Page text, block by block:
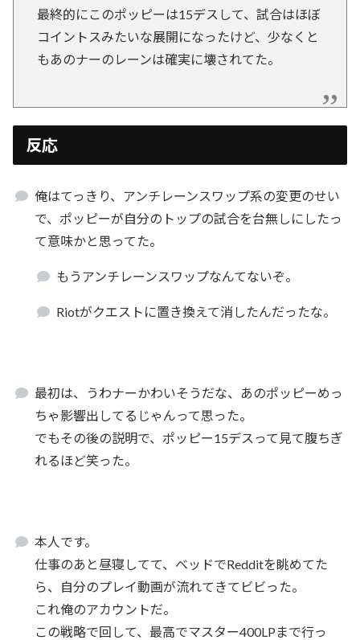
最終的にこのポッピーは15デスして、試合はほぼ
コイントスみたいな展開になったけど、少なくと
もあのナーのレーンは確実に壊されてた。
反応
俺はてっきり、アンチレーンスワップ系の変更のせい
で、ポッピーが自分のトップの試合を台無しにしたっ
て意味かと思ってた。
もうアンチレーンスワップなんてないぞ。
Riotがクエストに置き換えて消したんだったな。
最初は、うわナーかわいそうだな、あのポッピーめっ
ちゃ影響出してるじゃんって思った。
でもその後の説明で、ポッピー15デスって見て腹ちぎ
れるほど笑った。
本人です。
仕事のあと昼寝してて、ベッドでRedditを眺めてた
ら、自分のプレイ動画が流れてきてビビった。
これ俺のアカウントだ。
この戦略で回して、最高でマスター400LPまで行っ